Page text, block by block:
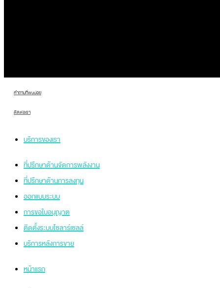
คำถามที่พบบ่อย
ติดต่อเรา
บริการของเรา
ที่ปรึกษาด้านจัดการพลังงาน
ที่ปรึกษาด้านการลงทุน
ออกแบบระบบ
การขอใบอนุญาต
ติดตั้งระบบโซลาร์เซลล์
บริการหลังการขาย
หน้าแรก